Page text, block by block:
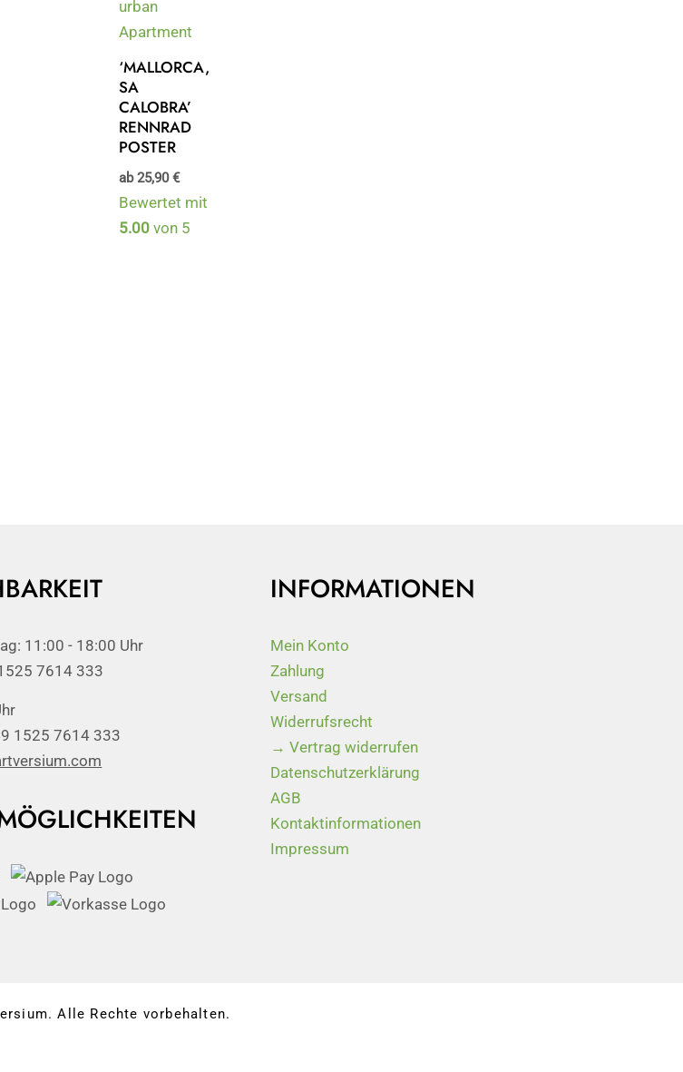
‘MALLORCA,
SA
CALOBRA’
RENNRAD
POSTER
ab25,90€
Bewertet mit
5.00 von 5
11:00 - 18:00 Uhr
7614 333
1525 7614 333
INFORMATIONEN
Mein Konto
Zahlung
Versand
Widerrufsrecht
→ Vertrag widerrufen
Datenschutzerklärung
AGB
Kontaktinformationen
Impressum
Alle Rechte vorbehalten.